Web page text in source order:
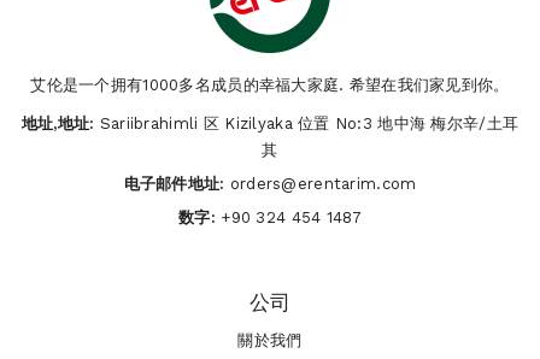
艾伦是一个拥有1000多名成员的幸福大家庭. 希望在我们家见到你。
地址,地址: Sariibrahimli 区 Kizilyaka 位置 No:3 地中海 梅尔辛/土耳
其
电子邮件地址: orders@erentarim.com
数字: +90 324 454 1487
公司
關於我們